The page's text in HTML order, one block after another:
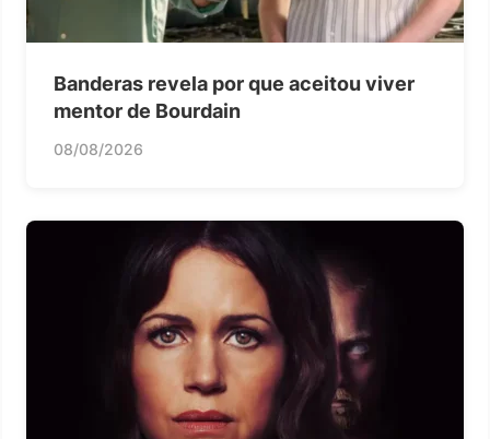
Banderas revela por que aceitou viver
mentor de Bourdain
08/08/2026